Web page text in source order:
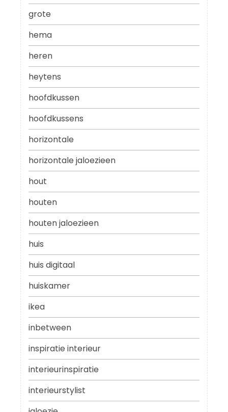
grote
hema
heren
heytens
hoofdkussen
hoofdkussens
horizontale
horizontale jaloezieen
hout
houten
houten jaloezieen
huis
huis digitaal
huiskamer
ikea
inbetween
inspiratie interieur
interieurinspiratie
interieurstylist